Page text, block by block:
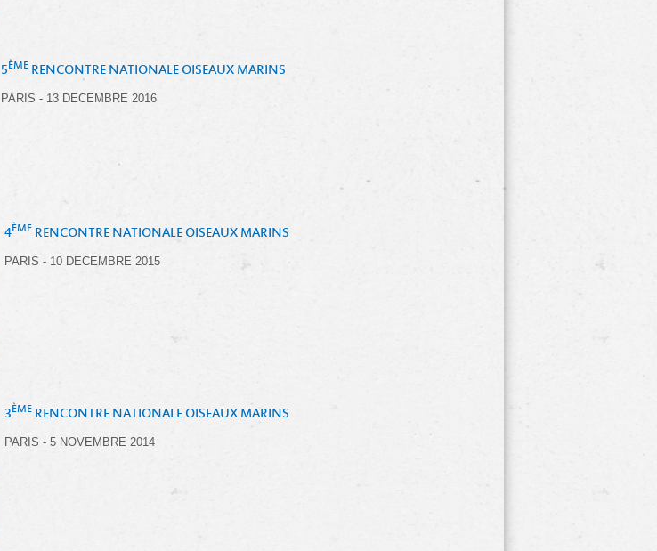
5ÈME RENCONTRE NATIONALE OISEAUX MARINS
PARIS - 13 DECEMBRE 2016
4ÈME RENCONTRE NATIONALE OISEAUX MARINS
PARIS - 10 DECEMBRE 2015
3ÈME RENCONTRE NATIONALE OISEAUX MARINS
PARIS - 5 NOVEMBRE 2014